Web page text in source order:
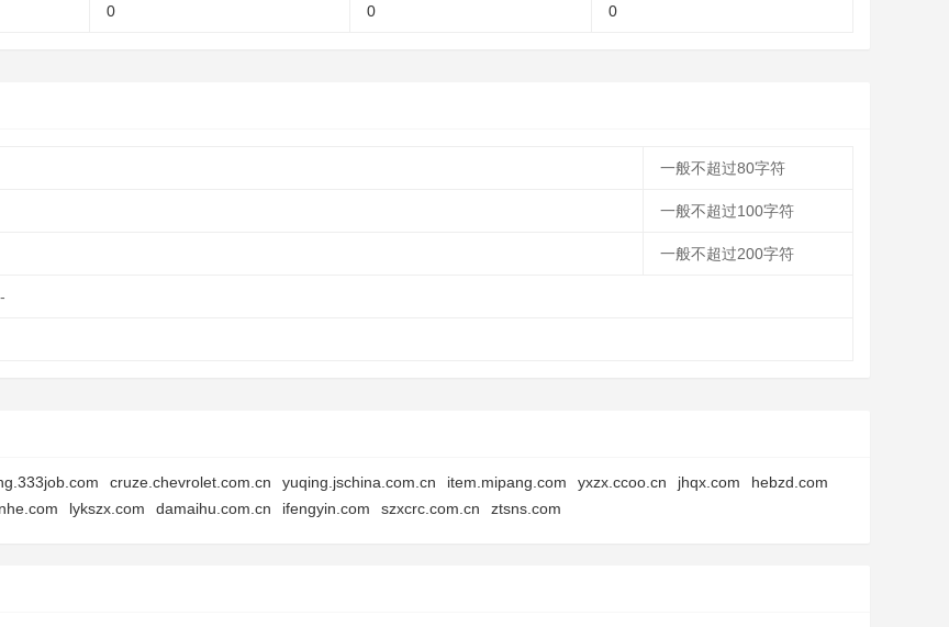
0 0 0
一般不超过80字符
一般不超过100字符
一般不超过200字符
cruze.chevrolet.com.cn yuqing.jschina.com.cn item.mipang.com yxzx.ccoo.cn jhqx.com
hebzd.com
lykszx.com damaihu.com.cn ifengyin.com szxcrc.com.cn ztsns.com